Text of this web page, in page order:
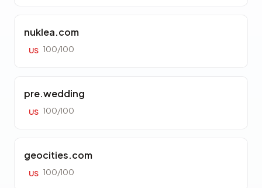
nuklea.com
US 100/100
pre.wedding
US 100/100
geocities.com
US 100/100